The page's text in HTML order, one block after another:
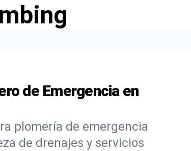
de Emergencia en
plomería de emergencia
de drenajes y servicios